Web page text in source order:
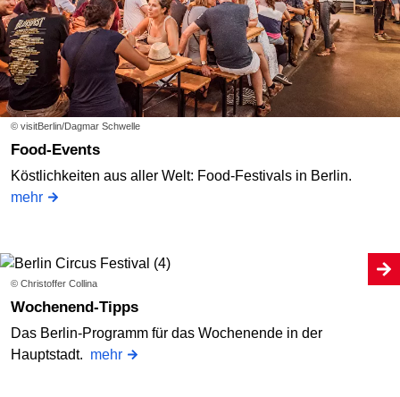
© visitBerlin/Dagmar Schwelle
Food-Events
Köstlichkeiten aus aller Welt: Food-Festivals in Berlin.
mehr
© Christoffer Collina
Wochenend-Tipps
Das Berlin-Programm für das Wochenende in der
Hauptstadt. mehr